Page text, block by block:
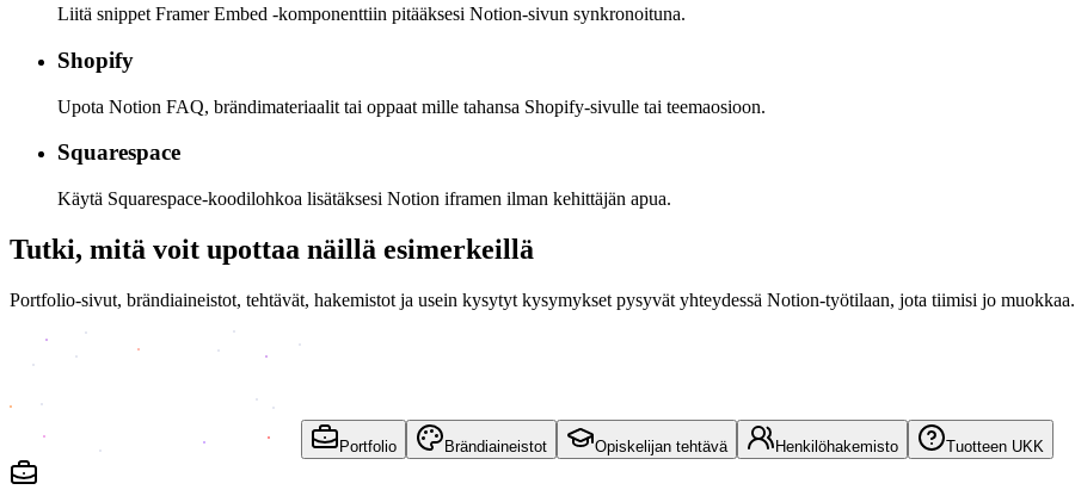
Liitä snippet Framer Embed -komponenttiin pitääksesi Notion-sivun synkronoituna.
Shopify
Upota Notion FAQ, brändimateriaalit tai oppaat mille tahansa Shopify-sivulle tai teemaosioon.
Squarespace
Käytä Squarespace-koodilohkoa lisätäksesi Notion iframen ilman kehittäjän apua.
Tutki, mitä voit upottaa näillä esimerkeillä
Portfolio-sivut, brändiaineistot, tehtävät, hakemistot ja usein kysytyt kysymykset pysyvät yhteydessä Notion-työtilaan, jota tiimisi jo muokkaa.
Portfolio Brändiaineistot Opiskelijan tehtävä Henkilöhakemisto Tuotteen UKK